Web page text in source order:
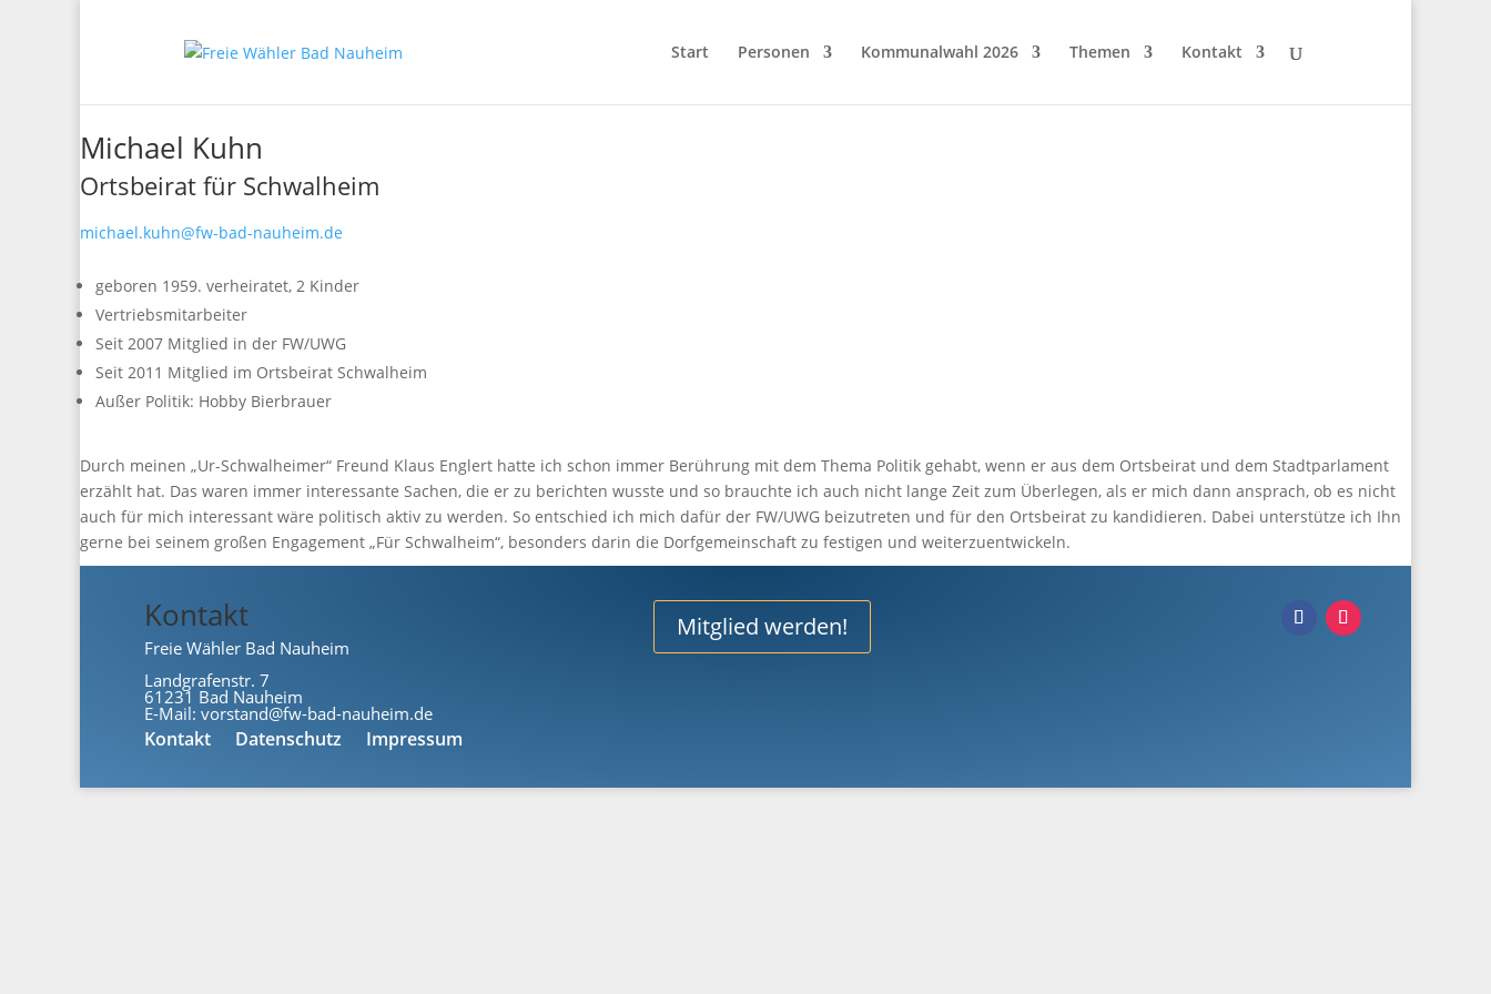
Start Personen Kommunalwahl 2026 Themen Kontakt
Michael Kuhn
Ortsbeirat für Schwalheim
michael.kuhn@fw-bad-nauheim.de
geboren 1959. verheiratet, 2 Kinder
Vertriebsmitarbeiter
Seit 2007 Mitglied in der FW/UWG
Seit 2011 Mitglied im Ortsbeirat Schwalheim
Außer Politik: Hobby Bierbrauer
Durch meinen „Ur-Schwalheimer“ Freund Klaus Englert hatte ich schon immer Berührung mit dem Thema Politik gehabt, wenn er aus dem Ortsbeirat und dem Stadtparlament
erzählt hat. Das waren immer interessante Sachen, die er zu berichten wusste und so brauchte ich auch nicht lange Zeit zum Überlegen, als er mich dann ansprach, ob es nicht
auch für mich interessant wäre politisch aktiv zu werden. So entschied ich mich dafür der FW/UWG beizutreten und für den Ortsbeirat zu kandidieren. Dabei unterstütze ich Ihn
gerne bei seinem großen Engagement „Für Schwalheim“, besonders darin die Dorfgemeinschaft zu festigen und weiterzuentwickeln.
Kontakt
Freie Wähler Bad Nauheim
Landgrafenstr. 7
61231 Bad Nauheim
E-Mail: vorstand@fw-bad-nauheim.de
Kontakt Datenschutz Impressum
Mitglied werden!